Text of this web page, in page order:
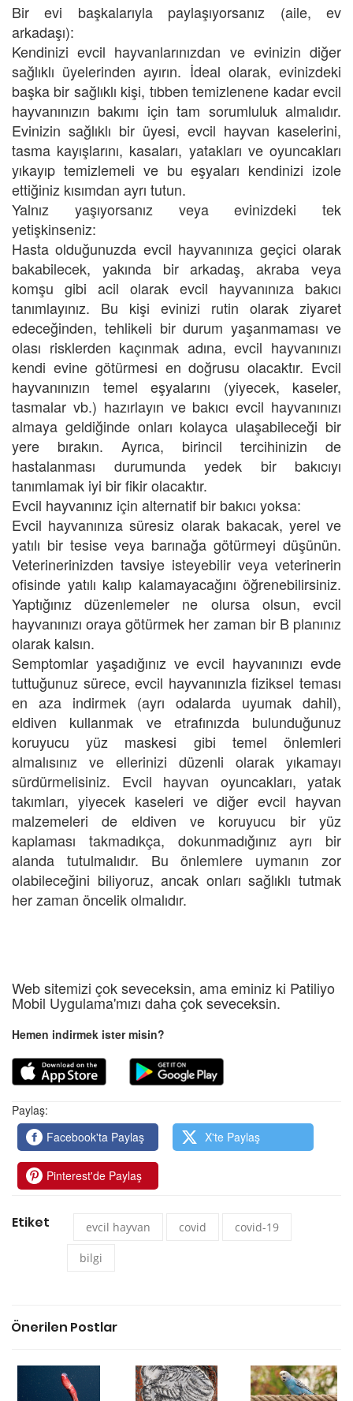
Bir evi başkalarıyla paylaşıyorsanız (aile, ev
arkadaşı):
Kendinizi evcil hayvanlarınızdan ve evinizin diğer
sağlıklı üyelerinden ayırın. İdeal olarak, evinizdeki
başka bir sağlıklı kişi, tıbben temizlenene kadar evcil
hayvanınızın bakımı için tam sorumluluk almalıdır.
Evinizin sağlıklı bir üyesi, evcil hayvan kaselerini,
tasma kayışlarını, kasaları, yatakları ve oyuncakları
yıkayıp temizlemeli ve bu eşyaları kendinizi izole
ettiğiniz kısımdan ayrı tutun.
Yalnız yaşıyorsanız veya evinizdeki tek
yetişkinseniz:
Hasta olduğunuzda evcil hayvanınıza geçici olarak
bakabilecek, yakında bir arkadaş, akraba veya
komşu gibi acil olarak evcil hayvanınıza bakıcı
tanımlayınız. Bu kişi evinizi rutin olarak ziyaret
edeceğinden, tehlikeli bir durum yaşanmaması ve
olası risklerden kaçınmak adına, evcil hayvanınızı
kendi evine götürmesi en doğrusu olacaktır. Evcil
hayvanınızın temel eşyalarını (yiyecek, kaseler,
tasmalar vb.) hazırlayın ve bakıcı evcil hayvanınızı
almaya geldiğinde onları kolayca ulaşabileceği bir
yere bırakın. Ayrıca, birincil tercihinizin de
hastalanması durumunda yedek bir bakıcıyı
tanımlamak iyi bir fikir olacaktır.
Evcil hayvanınız için alternatif bir bakıcı yoksa:
Evcil hayvanınıza süresiz olarak bakacak, yerel ve
yatılı bir tesise veya barınağa götürmeyi düşünün.
Veterinerinizden tavsiye isteyebilir veya veterinerin
ofisinde yatılı kalıp kalamayacağını öğrenebilirsiniz.
Yaptığınız düzenlemeler ne olursa olsun, evcil
hayvanınızı oraya götürmek her zaman bir B planınız
olarak kalsın.
Semptomlar yaşadığınız ve evcil hayvanınızı evde
tuttuğunuz sürece, evcil hayvanınızla fiziksel teması
en aza indirmek (ayrı odalarda uyumak dahil),
eldiven kullanmak ve etrafınızda bulunduğunuz
koruyucu yüz maskesi gibi temel önlemleri
almalısınız ve ellerinizi düzenli olarak yıkamayı
sürdürmelisiniz. Evcil hayvan oyuncakları, yatak
takımları, yiyecek kaseleri ve diğer evcil hayvan
malzemeleri de eldiven ve koruyucu bir yüz
kaplaması takmadıkça, dokunmadığınız ayrı bir
alanda tutulmalıdır. Bu önlemlere uymanın zor
olabileceğini biliyoruz, ancak onları sağlıklı tutmak
her zaman öncelik olmalıdır.
Web sitemizi çok seveceksin, ama eminiz ki Patiliyo
Mobil Uygulama'mızı daha çok seveceksin.
Hemen indirmek ister misin?
Paylaş:
Facebook'ta Paylaş
X'te Paylaş
Pinterest'de Paylaş
Etiket evcil hayvan covid covid-19
bilgi
Önerilen Postlar